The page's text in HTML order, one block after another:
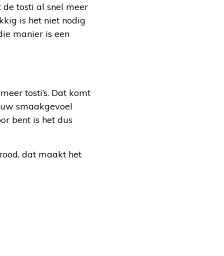
tosti al snel meer
is het niet nodig
manier is een
tosti’s. Dat komt
smaakgevoel
bent is het dus
dat maakt het